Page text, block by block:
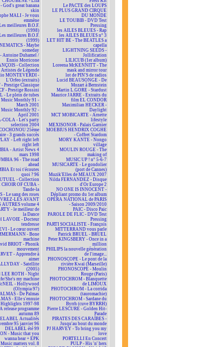
God's great banana
skin
MALI - Je vous
emmène
meilleures B.O.F.
(1998)
meilleures B.O.F.
(1999)
- Maybe
someday
Antoine Duhamel /
Ennio Morricone
- Collection
Artistes de Légende
MONTEVERDI -
L'Orfeo (extraits)
- Prestige Classique
- Prestige Rossini
- Le plein de tubes
Music Monthly 91 -
March 2001
Music Monthly 92 -
April 2001
COLA - Let's party
selection 2004
25ème
- 3 grands succès
- Left right left
right left
- Artist News 4
mars 1998
96 - The road
ahead
Et toi t'écoutes
quoi ? 96
- Collection
CHOIR OF CUBA -
Tande-la
- Le sang des roses
LES AVANT
AUTRES volume 4
- le meilleur de
la Dance
LAVOIE - Docteur
tendresse
- Le cœur ouvert
- Bone
machine
BRIOT - Phonik
mouvement
- Apprendre à
aimer
- Satellite
(2005)
LEE ROTH - Night
She's my machine
- Hollywood
(Olympia 97)
- De Palmas
- Elle s'ennuie
Highlights 1997-98
release programme
autumn 89
Actualités
95 janvier 96
DELABEL été 99
- Music that you
wanna hear + EPK
matters vol. 8
Le PACTE des LOUPS
LE PLUS GRAND CIRQUE
DU MONDE
LE TOUBIB - DVD Test
Pressing
les AILES BLEUES - Rap
les AILES BLEUES n° 3
LET HIT BE - The BEATLES a
capella
LIGHTNING SEEDS -
Jollification
LILICUB (1er album)
Loreena McKENNITT - The
mask and mirror tour
lot de PIN'S de radios
Lucid BEAUSONGE - De
Mozart à Bernstein
Martin L.GORE - Stardust
Maurice JARRE - Extraits du
film EL CONDOR
Maximilian HECKER -
Daylight
MCT MOBICARTE - Arnette
lifestyle
MEXISONOR - Palais Garnier
MOEBIUS HENDRIX COGHE
- Coffret Stardom
MORY KANTE - Nongo
village
MOULIN ROUGE - The
making of
MUSIC UP ! n° 5-6-7
MUSICARTE - Le gondolier
(port de Cannes)
Muzik'Elles de MEAUX 2007
Nilda FERNANDEZ - Disque
d'Or Europe 2
NO ONE IS INNOCENT -
Dépliant promo du 1er album
OPÉRA NATIONAL de PARIS
- Saison 2009/2010
PAIC - Disco Paic
PAROLE DE FLIC - DVD Test
Pressing
PARTI SOCIALISTE - François
MITTERRAND vous parle
Patrick BRUEL - BRUEL
Peter KINGSBERY - Once in a
million
PHILIPS la nouvelle génération
de l'image...
PHONOSCOPE - Le pont de la
rivière Kwaï (Marseille)
PHONOSCOPE - Moulin
Rouge (Paris)
PHOTOCHROM - Blanquette
de LIMOUX
PHOTOCHROM - La corrida
(tauromachie)
PHOTOCHROM - Sardane du
Byrrh (cuve BYRRH)
Pierre LESCURE - Golden Hit-
Parade
PIRATES DES CARAÏBES -
Jusqu'au bout du monde
PJ HARVEY - To bring you my
love
PORTELLI En Concert
PULP - His 'n' hers